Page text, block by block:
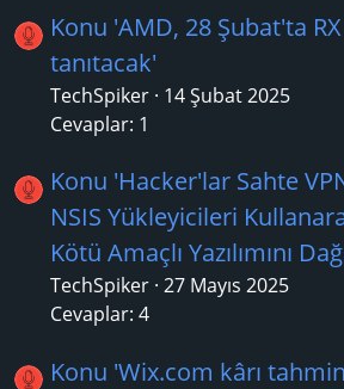
Konu 'AMD, 28 Şubat'ta
tanıtacak'
TechSpiker 14 Şubat 2025
Cevaplar: 1
Konu 'Hacker'lar Sahte
NSIS Yükleyicileri
Kötü Amaçlı Yazılımını
TechSpiker 27 Mayıs 2025
Cevaplar: 4
Konu 'Wix.com kârı